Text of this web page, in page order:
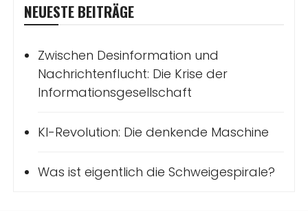
NEUESTE BEITRÄGE
Zwischen Desinformation und
Nachrichtenflucht: Die Krise der
Informationsgesellschaft
KI-Revolution: Die denkende Maschine
Was ist eigentlich die Schweigespirale?